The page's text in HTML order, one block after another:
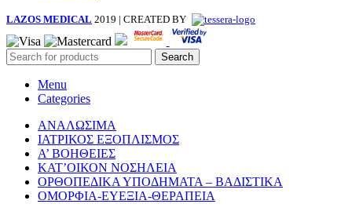
LAZOS MEDICAL 2019 | CREATED BY
Search
Menu
Categories
ΑΝΑΛΩΣΙΜΑ
ΙΑΤΡΙΚΟΣ ΕΞΟΠΛΙΣΜΟΣ
Α’ ΒΟΗΘΕΙΕΣ
ΚΑΤ’ΟΙΚΟΝ ΝΟΣΗΛΕΙΑ
ΟΡΘΟΠΕΔΙΚΑ ΥΠΟΔΗΜΑΤΑ – ΒΑΔΙΣΤΙΚΑ
ΟΜΟΡΦΙΑ-ΕΥΕΞΙΑ-ΘΕΡΑΠΕΙΑ